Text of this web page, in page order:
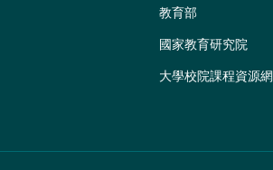
教育部
國家教育研究院
大學校院課程資源網